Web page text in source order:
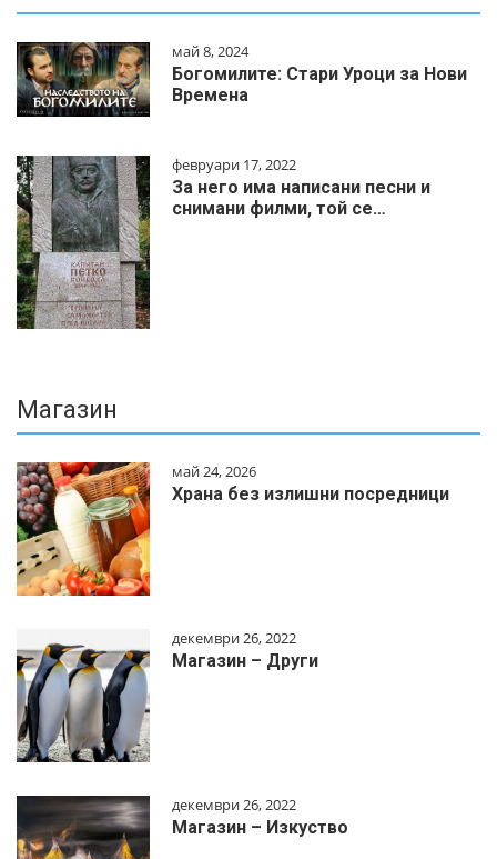
май 8, 2024
Богомилите: Стари Уроци за Нови
Времена
февруари 17, 2022
За него има написани песни и
снимани филми, той се…
Магазин
май 24, 2026
Храна без излишни посредници
декември 26, 2022
Магазин – Други
декември 26, 2022
Магазин – Изкуство